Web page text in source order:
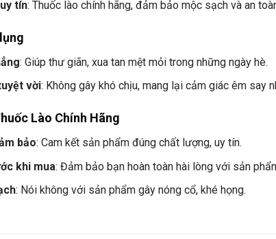
tín: Thuốc lào chính hãng, đảm bảo mộc sạch và an
: Giúp thư giãn, xua tan mệt mỏi trong những ngày hè.
vời: Không gây khó chịu, mang lại cảm giác êm say
Lào Chính Hãng
bảo: Cam kết sản phẩm đúng chất lượng, uy tín.
khi mua: Đảm bảo bạn hoàn toàn hài lòng với sản
: Nói không với sản phẩm gây nóng cổ, khé họng.